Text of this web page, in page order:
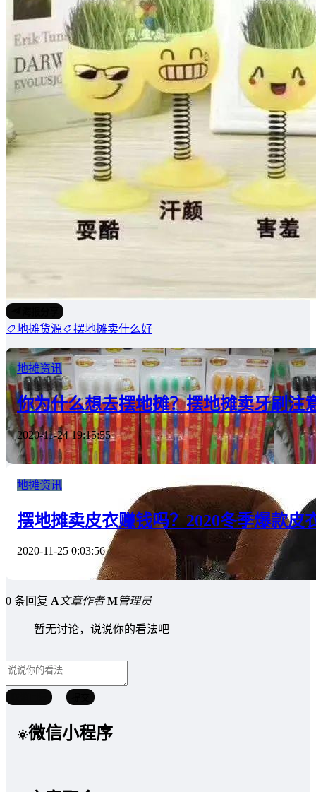
地摊货源 摆地摊卖什么好
地摊资讯
你为什么想去摆地摊？摆地摊卖牙刷注
2020-11-24 19:15:55
地摊资讯
摆地摊卖皮衣赚钱吗？2020冬季爆款皮
2020-11-25 0:03:56
0 条回复 A文章作者 M管理员
暂无讨论，说说你的看法吧
微信小程序